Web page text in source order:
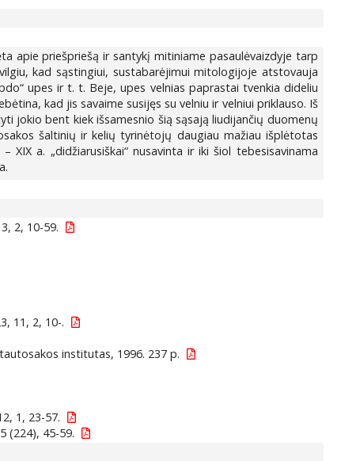
apie priešpriešą ir santykį mitiniame pasaulėvaizdyje tarp
kad sąstingiui, sustabarėjimui mitologijoje atstovauja
upes ir t. t. Beje, upes velnias paprastai tvenkia dideliu
kad jis savaime susijęs su velniu ir velniui priklauso. Iš
jokio bent kiek išsamesnio šią sąsają liudijančių duomenų
šaltinių ir kelių tyrinėtojų daugiau mažiau išplėtotas
a. „didžiarusiškai“ nusavinta ir iki šiol tebesisavinama
2, 10-59.
11, 2, 10-.
institutas, 1996. 237 p.
1, 23-57.
(224), 45-59.